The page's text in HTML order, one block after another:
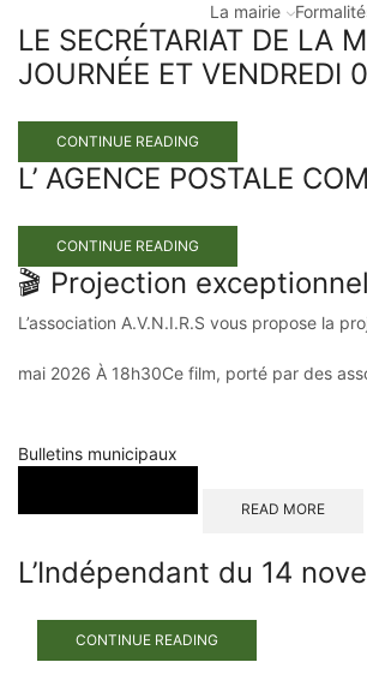
La mairie
LE SECRÉTARIAT DE LA
JOURNÉE ET VENDREDI
CONTINUE READING
L’ AGENCE POSTALE
CONTINUE READING
🎬 Projection
L’association A.V.N.I.R.S vous propose la
mai 2026 À 18h30Ce film, porté par des
Bulletins municipaux
READ MORE
L’Indépendant du 14
CONTINUE READING